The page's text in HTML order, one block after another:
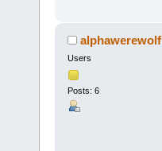
alphawerewolf
Users
Posts: 6